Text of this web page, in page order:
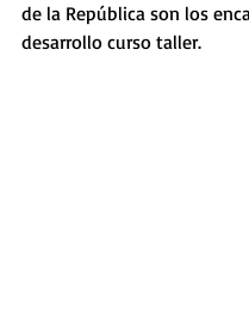
de la República son los
desarrollo curso taller.